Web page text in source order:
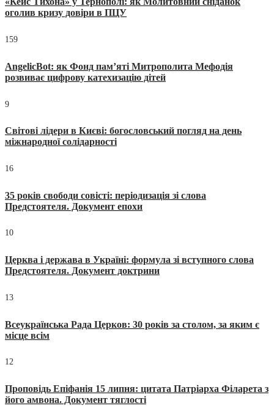
оголив кризу довіри в ПЦУ
159
AngelicBot: як Фонд пам’яті Митрополита Мефодія
розвиває цифрову катехизацію дітей
9
Світові лідери в Києві: богословський погляд на день
міжнародної солідарності
16
35 років свободи совісті: періодизація зі слова
Предстоятеля. Документ епохи
10
Церква і держава в Україні: формула зі вступного слова
Предстоятеля. Документ доктрини
13
Всеукраїнська Рада Церков: 30 років за столом, за яким є
місце всім
12
Проповідь Епіфанія 15 липня: цитата Патріарха Філарета з
його амвона. Документ тяглості